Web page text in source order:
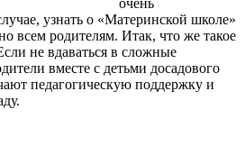
очень
узнать о «Материнской школе»
всем родителям. Итак, что же такое
не вдаваться в сложные
вместе с детьми досадового
педагогическую поддержку и